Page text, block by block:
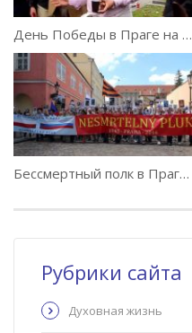
День Победы в Праге на Ольшанском кладбище. 09.05.2015
Бессмертный полк в Праге. 8-е мая 2016 г.
Рубрики сайта
Духовная жизнь